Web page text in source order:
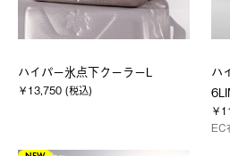
ハイパー氷点下クーラーL
￥13,750 (税込)
ハ
￥
EC